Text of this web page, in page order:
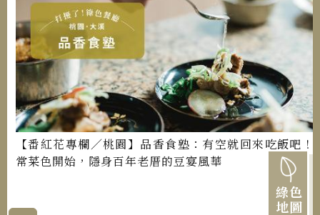
綠色
地圖
【番紅花專欄／桃園】品香食塾：有空就回來吃飯吧！
常菜色開始，隱身百年老厝的豆宴風華